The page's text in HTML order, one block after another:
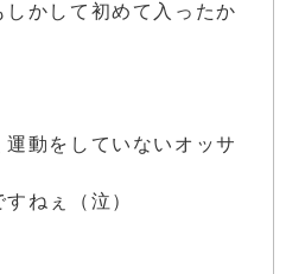
かして初めて入ったか
動をしていないオッサ
ねぇ（泣）